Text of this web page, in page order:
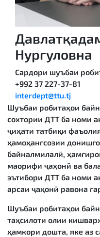
Нургуловна
Сардори шуъбаи
+992 37 227-37-81
interdept@ttu.tj
Шуъбаи робитаҳои
сохтории ДТТ ба номи
ҷиҳати татбиқи
ҳамоҳангсозии
байналмилалӣ,
маорифи ҷаҳонӣ ва
эътибори ДТТ ба номи
арсаи ҷаҳонӣ равона
Шуъбаи робитаҳои
таҳсилоти олии
ҳамкори дошта, яке аз